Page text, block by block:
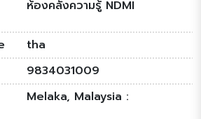
ห้องคลังความรู้ NDMI
tha
9834031009
Melaka, Malaysia :